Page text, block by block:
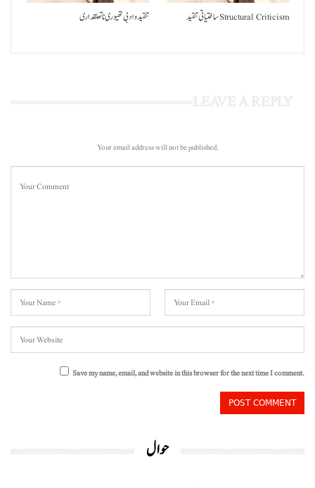
تنقید و ادبی تھیوری نا تعلقداری ساختیاتی تنقید Structural Criticism
Your email address will not be published.
Save my name, email, and website in this browser for the next time I comment.
حوال